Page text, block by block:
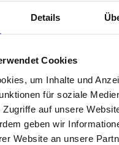
Details
Cookies
um Inhalte und
für soziale
auf unsere
geben wir
Website an unsere
Nachten Geen
Buitenhut van
€ 1.609p.p.
Balkonhut
€ 1.829